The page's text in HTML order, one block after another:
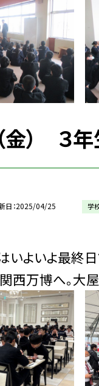
金） ３
日 2025/04/25 学
よいよ最終日
西万博へ。大